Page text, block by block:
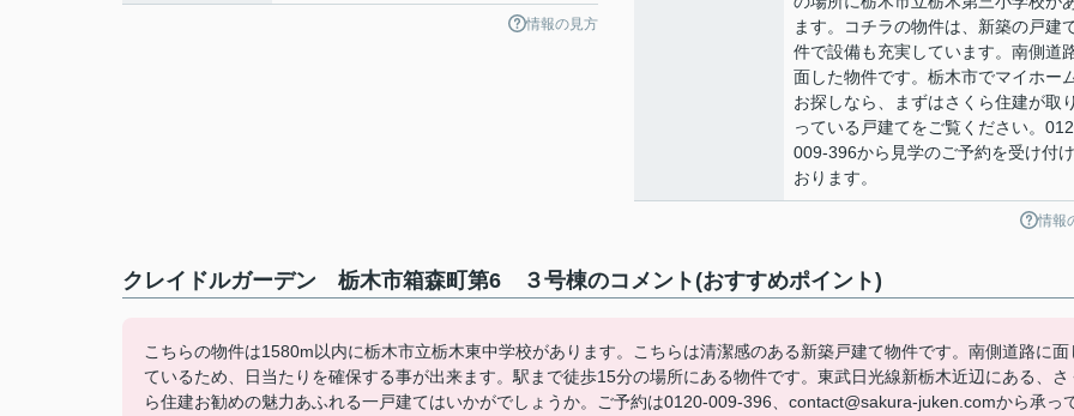
情報の見方
ます。コチラの物件は、新築の戸建
件で設備も充実しています。南側道
面した物件です。栃木市でマイホー
お探しなら、まずはさくら住建が取
っている戸建てをご覧ください。
009-396から見学のご予約を受け付
おります。
情報
クレイドルガーデン 栃木市箱森町第6 ３号棟のコメント(おすすめポイント)
こちらの物件は1580m以内に栃木市立栃木東中学校があります。こちらは清潔感のある新築戸建て物件です。南側道路に面
ているため、日当たりを確保する事が出来ます。駅まで徒歩15分の場所にある物件です。東武日光線新栃木近辺にある、さ
ら住建お勧めの魅力あふれる一戸建てはいかがでしょうか。ご予約は0120-009-396、contact@sakura-juken.comから承っ